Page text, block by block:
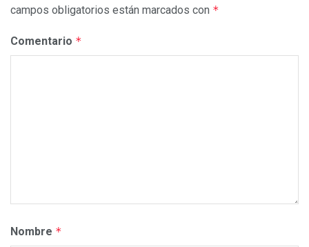
campos obligatorios están marcados con *
Comentario *
Nombre *